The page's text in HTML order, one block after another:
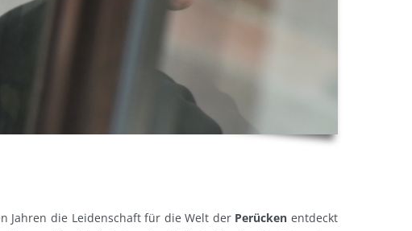
Jahren die Leidenschaft für die Welt der Perücken entdeckt